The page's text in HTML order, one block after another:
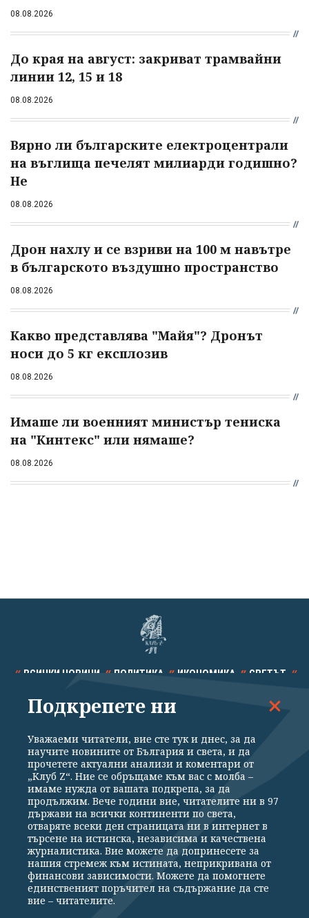
08.08.2026
До края на август: закриват трамвайни
линии 12, 15 и 18
08.08.2026
Вярно ли българските електроцентрали
на въглища печелят милиарди годишно?
Не
08.08.2026
Дрон нахлу и се взриви на 100 м навътре
в българското въздушно пространство
08.08.2026
Какво представлява "Майя"? Дронът
носи до 5 кг експлозив
08.08.2026
Имаше ли военният министър тениска
на "Кинтекс" или нямаше?
08.08.2026
ВСИЧКИ НОВИНИ ПОЛИТИКА ИКОНОМИКА СВЕТЪТ
СПОРТ КУЛТУРА ТЕХНОЛОГИИ КАЛЕЙДОСКОП
Общи условия
Политика за поверителност
Реклама
Партньори Контакти
За Клуб Z
Екип
Подкрепете ни
Издател на www.clubz.bg е „Клуб Зебра Медия“ ЕООД, София, ул. "Алеко
Константинов" 3. Всички права запазени 2026 „Клуб Зебра Медия“
Подкрепете ни
Уважаеми читатели, вие сте тук и днес, за да
научите новините от България и света, и да
прочетете актуални анализи и коментари от
„Клуб Z“. Ние се обръщаме към вас с молба –
имаме нужда от вашата подкрепа, за да
продължим. Вече години вие, читателите ни в 97
държави на всички континенти по света,
отваряте всеки ден страницата ни в интернет в
търсене на истинска, независима и качествена
журналистика. Вие можете да допринесете за
нашия стремеж към истината, неприкривана от
финансови зависимости. Можете да помогнете
единственият поръчител на съдържание да сте
вие – читателите.